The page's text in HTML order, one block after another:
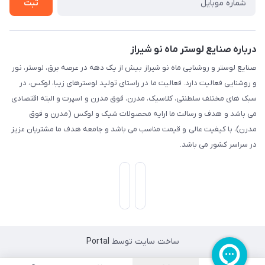
ثبت
درباره صنایع لوستر ماه نو شیراز
صنایع لوستر و روشنایی ماه نو شیراز بیش از یک دهه در عرصه برق، لوستر، نور
و روشنایی فعالیت دارد. فعالیت ما در راستای تولید لوسترهای زیبا، لوکس، در
سبک های مختلف سلطنتی، کلاسیک، مدرن، فوق مدرن و اسپرت و البته اقتصادی
می باشد و هدف و رسالت ما ارایه محصولات شیک و لوکس (مدرن و فوق
مدرن)، با کیفیت عالی و قیمت مناسب می باشد و جامعه هدف ما مشتریان عزیز
در سراسر کشور می باشد.
ساخت سایت توسط Portal